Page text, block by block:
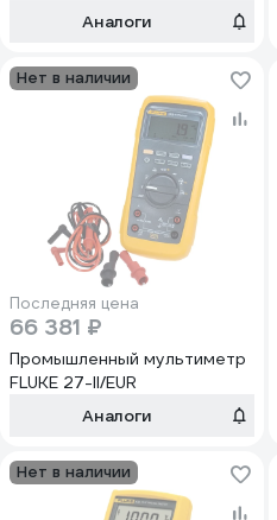
Аналоги
Нет в наличии
Последняя цена
66 381 ₽
Промышленный мультиметр
FLUKE 27-II/EUR
Аналоги
Нет в наличии